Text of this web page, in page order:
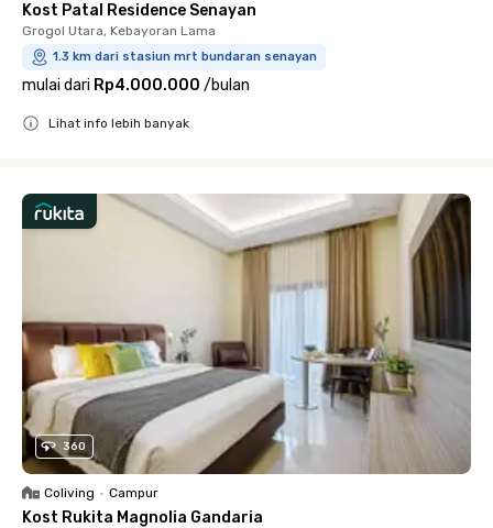
Kost Patal Residence Senayan
Grogol Utara, Kebayoran Lama
1.3 km dari stasiun mrt bundaran senayan
mulai dari Rp4.000.000 /bulan
Lihat info lebih banyak
360
Coliving • Campur
Kost Rukita Magnolia Gandaria